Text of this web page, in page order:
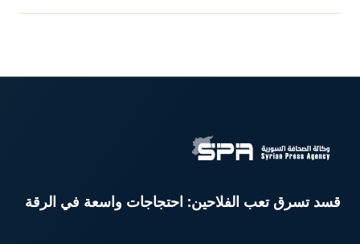
قسد تسرق تعب الفلاحين: احتجاجات واسعة في الرقة